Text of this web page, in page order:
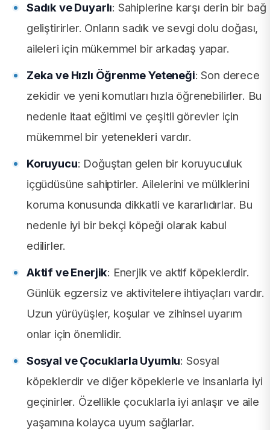
Sadık ve Duyarlı: Sahiplerine karşı derin bir bağ
geliştirirler. Onların sadık ve sevgi dolu doğası,
aileleri için mükemmel bir arkadaş yapar.
Zeka ve Hızlı Öğrenme Yeteneği: Son derece
zekidir ve yeni komutları hızla öğrenebilirler. Bu
nedenle itaat eğitimi ve çeşitli görevler için
mükemmel bir yetenekleri vardır.
Koruyucu: Doğuştan gelen bir koruyuculuk
içgüdüsüne sahiptirler. Ailelerini ve mülklerini
koruma konusunda dikkatli ve kararlıdırlar. Bu
nedenle iyi bir bekçi köpeği olarak kabul
edilirler.
Aktif ve Enerjik: Enerjik ve aktif köpeklerdir.
Günlük egzersiz ve aktivitelere ihtiyaçları vardır.
Uzun yürüyüşler, koşular ve zihinsel uyarım
onlar için önemlidir.
Sosyal ve Çocuklarla Uyumlu: Sosyal
köpeklerdir ve diğer köpeklerle ve insanlarla iyi
geçinirler. Özellikle çocuklarla iyi anlaşır ve aile
yaşamına kolayca uyum sağlarlar.